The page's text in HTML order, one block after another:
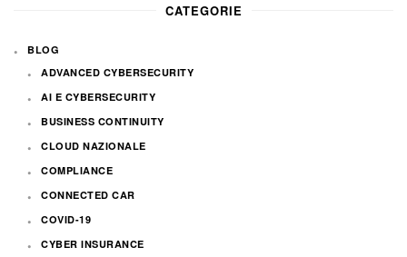
CATEGORIE
BLOG
ADVANCED CYBERSECURITY
AI E CYBERSECURITY
BUSINESS CONTINUITY
CLOUD NAZIONALE
COMPLIANCE
CONNECTED CAR
COVID-19
CYBER INSURANCE